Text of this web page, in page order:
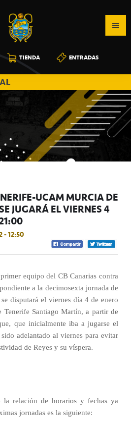
TIENDA ENTRADAS
UCAM MURCIA DE
JUGARÁ EL VIERNES 4
- 12:50
equipo del CB Canarias contra
a la decimosexta jornada de
disputará el viernes día 4 de enero
Tenerife Santiago Martín, a partir de
que inicialmente iba a jugarse el
adelantado al viernes para evitar
de Reyes y su víspera.
la relación de horarios y fechas ya
jornadas es la siguiente: